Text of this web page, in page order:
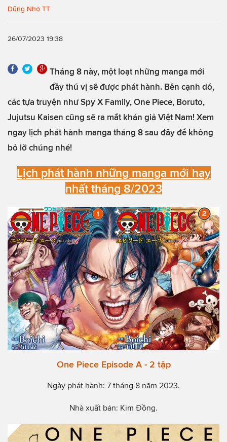
Dũng Nhỏ TT
26/07/2023 19:38
Tháng 8 này, một loạt những manga mới
đầy thú vị sẽ được phát hành. Bên cạnh dó,
các tựa truyện như Spy X Family, One Piece, Boruto,
Jujutsu Kaisen cũng sẽ ra mắt khán giả Việt Nam! Xem
ngay lịch phát hành manga tháng 8 sau đây để không
bỏ lỡ chúng nhé!
Lịch phát hành những manga mới hay
nhất tháng 8/2023
One Piece Episode A - 2 tập
Ngày phát hành: 7 tháng 8 năm 2023.
Nhà xuất bản: Kim Đồng.